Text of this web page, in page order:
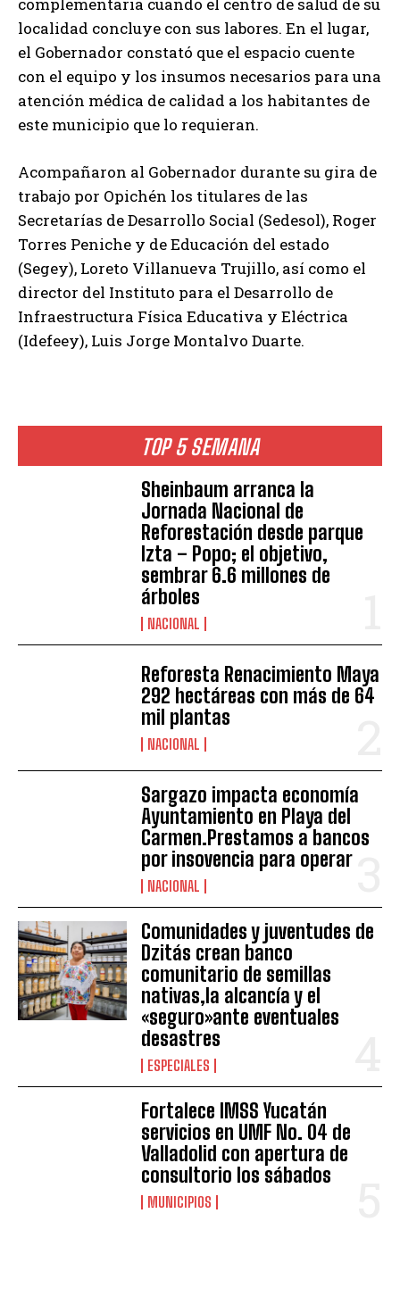
TOP 5 SEMANA
Sheinbaum arranca la
Jornada Nacional de
Reforestación desde parque
Izta – Popo; el objetivo,
sembrar 6.6 millones de
árboles
NACIONAL
Reforesta Renacimiento Maya
292 hectáreas con más de 64
mil plantas
NACIONAL
Sargazo impacta economía
Ayuntamiento en Playa del
Carmen.Prestamos a bancos
por insovencia para operar
NACIONAL
Comunidades y juventudes de
Dzitás crean banco
comunitario de semillas
nativas,la alcancía y el
«seguro»ante eventuales
desastres
ESPECIALES
Fortalece IMSS Yucatán
servicios en UMF No. 04 de
Valladolid con apertura de
consultorio los sábados
MUNICIPIOS
complementaria cuando el centro de salud de su
localidad concluye con sus labores. En el lugar,
el Gobernador constató que el espacio cuente
con el equipo y los insumos necesarios para una
atención médica de calidad a los habitantes de
este municipio que lo requieran.
Acompañaron al Gobernador durante su gira de
trabajo por Opichén los titulares de las
Secretarías de Desarrollo Social (Sedesol), Roger
Torres Peniche y de Educación del estado
(Segey), Loreto Villanueva Trujillo, así como el
director del Instituto para el Desarrollo de
Infraestructura Física Educativa y Eléctrica
(Idefeey), Luis Jorge Montalvo Duarte.